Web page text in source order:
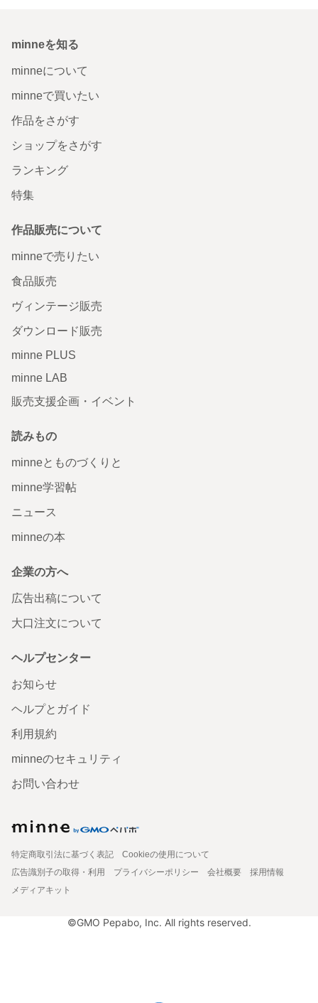
minneを知る
minneについて
minneで買いたい
作品をさがす
ショップをさがす
ランキング
特集
作品販売について
minneで売りたい
食品販売
ヴィンテージ販売
ダウンロード販売
minne PLUS
minne LAB
販売支援企画・イベント
読みもの
minneとものづくりと
minne学習帖
ニュース
minneの本
企業の方へ
広告出稿について
大口注文について
ヘルプセンター
お知らせ
ヘルプとガイド
利用規約
minneのセキュリティ
お問い合わせ
特定商取引法に基づく表記
Cookieの使用について
広告識別子の取得・利用
プライバシーポリシー 会社概要
採用情報
メディアキット
©GMO Pepabo, Inc. All rights reserved.